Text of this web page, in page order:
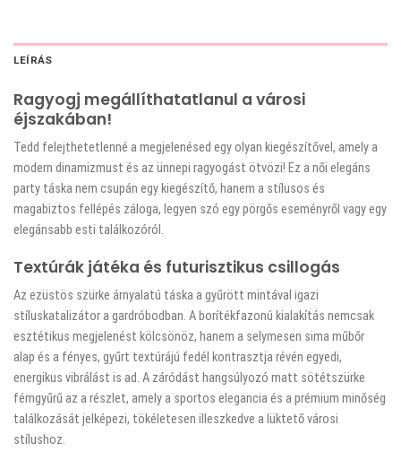
LEÍRÁS
Ragyogj megállíthatatlanul a városi
éjszakában!
Tedd felejthetetlenné a megjelenésed egy olyan kiegészítővel, amely a
modern dinamizmust és az ünnepi ragyogást ötvözi! Ez a női elegáns
party táska nem csupán egy kiegészítő, hanem a stílusos és
magabiztos fellépés záloga, legyen szó egy pörgős eseményről vagy egy
elegánsabb esti találkozóról.
Textúrák játéka és futurisztikus csillogás
Az ezüstös szürke árnyalatú táska a gyűrött mintával igazi
stíluskatalizátor a gardróbodban. A borítékfazonú kialakítás nemcsak
esztétikus megjelenést kölcsönöz, hanem a selymesen sima műbőr
alap és a fényes, gyűrt textúrájú fedél kontrasztja révén egyedi,
energikus vibrálást is ad. A záródást hangsúlyozó matt sötétszürke
fémgyűrű az a részlet, amely a sportos elegancia és a prémium minőség
találkozását jelképezi, tökéletesen illeszkedve a lüktető városi
stílushoz.